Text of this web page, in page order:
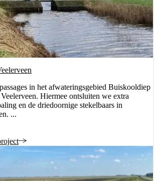
in het afwateringsgebied Buiskooldiep
Hiermee ontsluiten we extra
en de driedoornige stekelbaars in
...